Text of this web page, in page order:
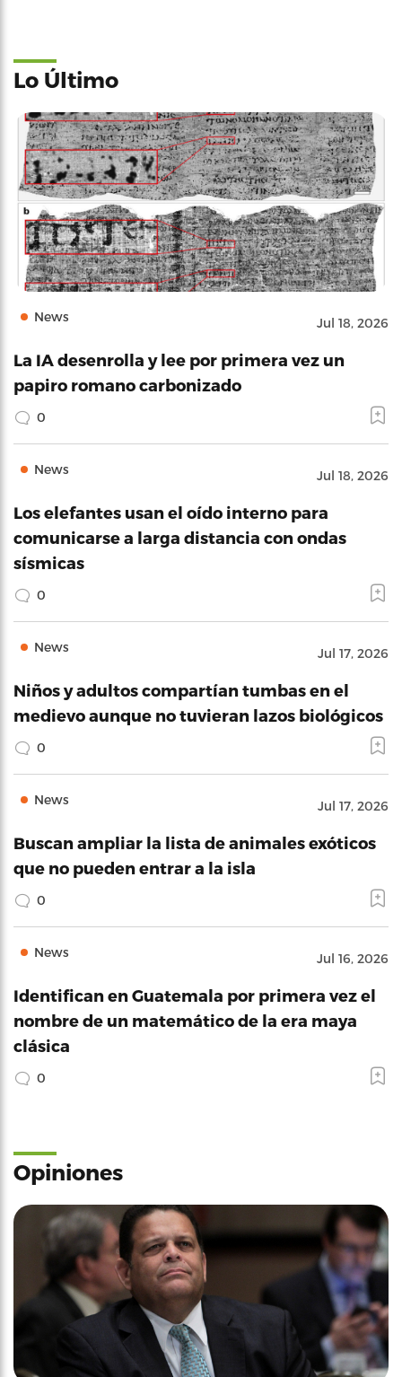
Lo Último
News Jul 18, 2026
La IA desenrolla y lee por primera vez un
papiro romano carbonizado
0
News Jul 18, 2026
Los elefantes usan el oído interno para
comunicarse a larga distancia con ondas
sísmicas
0
News Jul 17, 2026
Niños y adultos compartían tumbas en el
medievo aunque no tuvieran lazos biológicos
0
News Jul 17, 2026
Buscan ampliar la lista de animales exóticos
que no pueden entrar a la isla
0
News Jul 16, 2026
Identifican en Guatemala por primera vez el
nombre de un matemático de la era maya
clásica
0
Opiniones